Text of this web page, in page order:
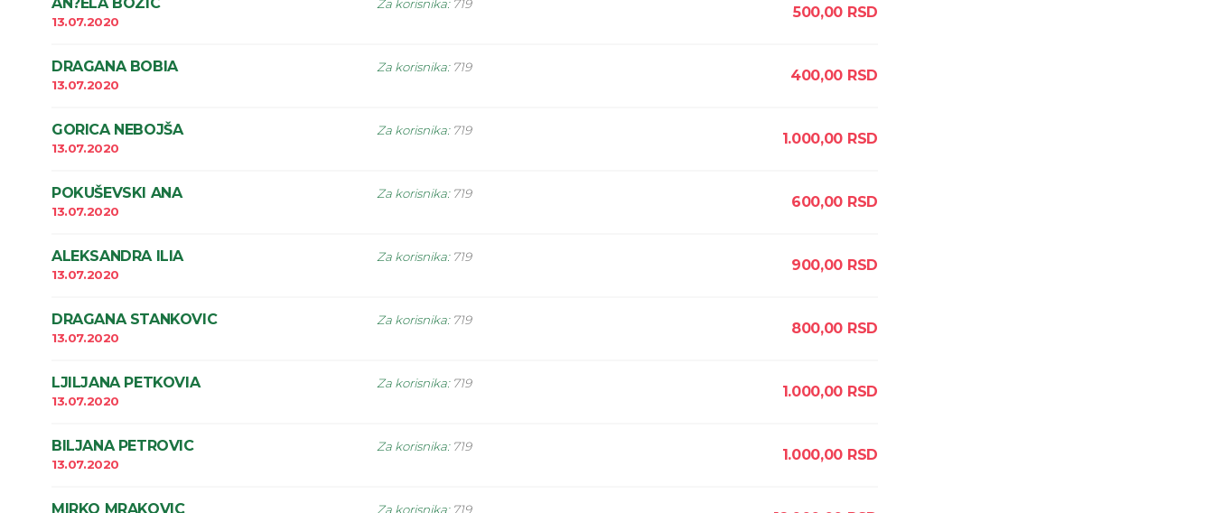
13.07.2020
Za korisnika: 719 500,00 RSD
DRAGANA BOBIA
13.07.2020
Za korisnika: 719 400,00 RSD
GORICA NEBOJŠA
13.07.2020
Za korisnika: 719 1.000,00 RSD
POKUŠEVSKI ANA
13.07.2020
Za korisnika: 719 600,00 RSD
ALEKSANDRA ILIA
13.07.2020
Za korisnika: 719 900,00 RSD
DRAGANA STANKOVIC
13.07.2020
Za korisnika: 719 800,00 RSD
LJILJANA PETKOVIA
13.07.2020
Za korisnika: 719 1.000,00 RSD
BILJANA PETROVIC
13.07.2020
Za korisnika: 719 1.000,00 RSD
MIRKO MRAKOVIC Za korisnika: 719